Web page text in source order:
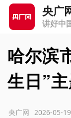
央广
讲好中
哈尔滨
生日”
2026-05-
央广网